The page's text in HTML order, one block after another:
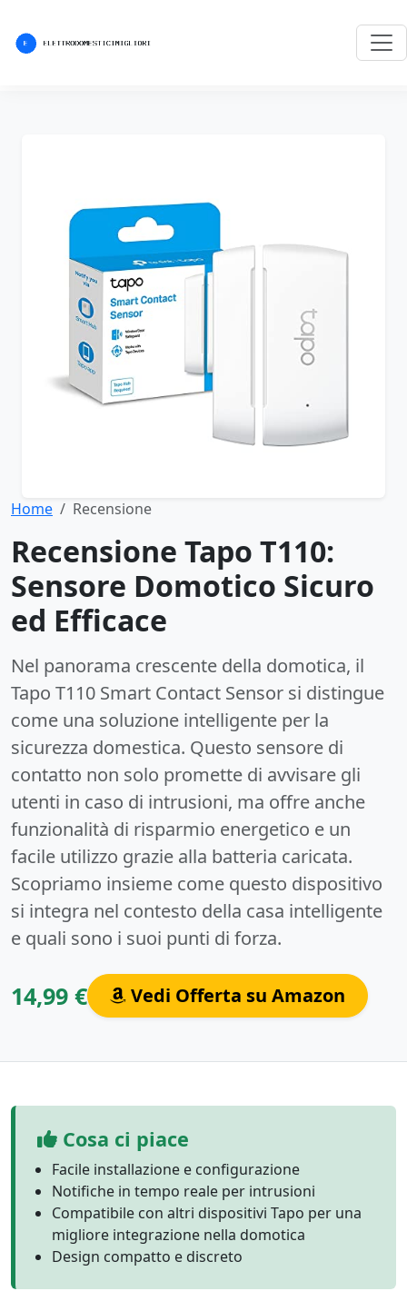
Home Recensione
Recensione Tapo T110:
Sensore Domotico Sicuro
ed Efficace
Nel panorama crescente della domotica, il
Tapo T110 Smart Contact Sensor si distingue
come una soluzione intelligente per la
sicurezza domestica. Questo sensore di
contatto non solo promette di avvisare gli
utenti in caso di intrusioni, ma offre anche
funzionalità di risparmio energetico e un
facile utilizzo grazie alla batteria caricata.
Scopriamo insieme come questo dispositivo
si integra nel contesto della casa intelligente
e quali sono i suoi punti di forza.
14,99 € Vedi Offerta su Amazon
Cosa ci piace
Facile installazione e configurazione
Notifiche in tempo reale per intrusioni
Compatibile con altri dispositivi Tapo per una
migliore integrazione nella domotica
Design compatto e discreto